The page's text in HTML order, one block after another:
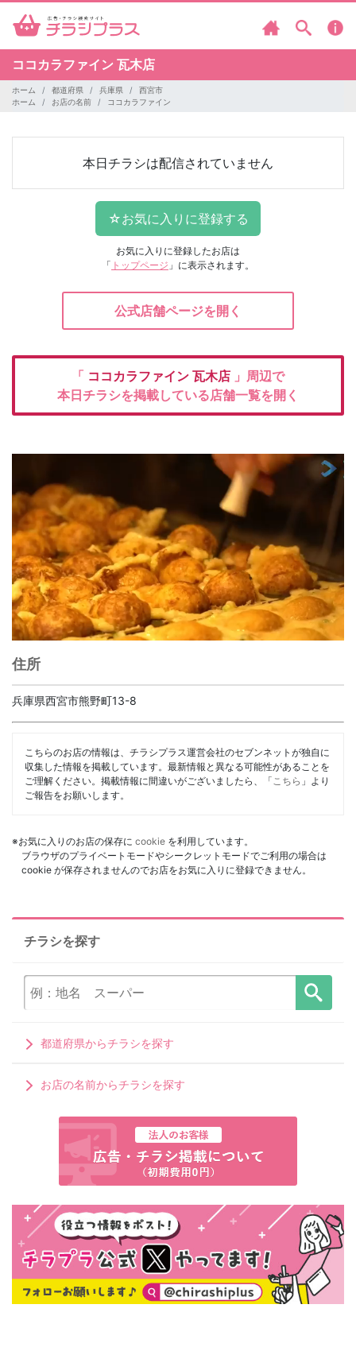
ココカラファイン 瓦木店
ホーム 都道府県 兵庫県
西宮市
ホーム
お店の名前 ココカラファイン
本日チラシは配信されていません
お気に入りに登録したお店は
「 トップページ 」に表示されます。
公式店舗ページを開く
「 ココカラファイン 瓦木店 」周辺で
本日チラシを掲載している店舗一覧を開く
住所
兵庫県西宮市熊野町13-8
こちらのお店の情報は、チラシプラス運営会社のセブンネットが独自に
収集した情報を掲載しています。最新情報と異なる可能性があることを
ご理解ください。掲載情報に間違いがございましたら、「 こちら 」より
ご報告をお願いします。
※お気に入りのお店の保存に cookie を利用しています。
ブラウザのプライベートモードやシークレットモードでご利用の場合は
cookie が保存されませんのでお店をお気に入りに登録できません。
チラシを探す
都道府県からチラシを探す
お店の名前からチラシを探す